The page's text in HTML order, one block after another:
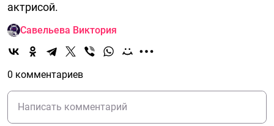
актрисой.
Савельева Виктория
0 комментариев